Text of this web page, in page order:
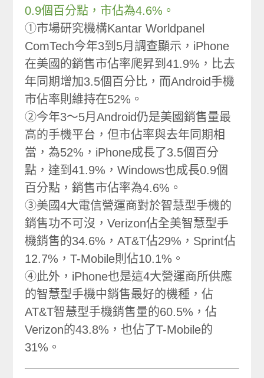
0.9個百分點，市佔為4.6%。
①市場研究機構Kantar Worldpanel
ComTech今年3到5月調查顯示，iPhone
在美國的銷售市佔率爬昇到41.9%，比去
年同期增加3.5個百分比，而Android手機
市佔率則維持在52%。
②今年3～5月Android仍是美國銷售量最
高的手機平台，但市佔率與去年同期相
當，為52%，iPhone成長了3.5個百分
點，達到41.9%，Windows也成長0.9個
百分點，銷售市佔率為4.6%。
③美國4大電信營運商對於智慧型手機的
銷售功不可沒，Verizon佔全美智慧型手
機銷售的34.6%，AT&T佔29%，Sprint佔
12.7%，T-Mobile則佔10.1%。
④此外，iPhone也是這4大營運商所供應
的智慧型手機中銷售最好的機種，佔
AT&T智慧型手機銷售量的60.5%，佔
Verizon的43.8%，也佔了T-Mobile的
31%。